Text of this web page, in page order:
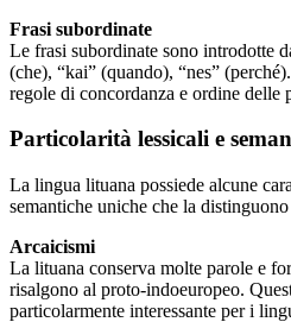
Frasi subordinate
Le frasi subordinate sono introdotte
(che), “kai” (quando), “nes”
regole di concordanza e ordine delle
Particolarità lessicali e
La lingua lituana possiede alcune
semantiche uniche che la
Arcaicismi
La lituana conserva molte parole e
risalgono al proto-indoeuropeo.
particolarmente interessante per i